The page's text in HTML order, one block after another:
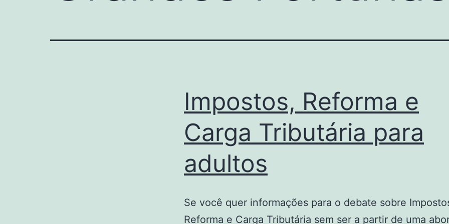
Impostos, Reforma e
Carga Tributária para
adultos
Se você quer informações para o debate sobre
Reforma e Carga Tributária sem ser a partir de uma